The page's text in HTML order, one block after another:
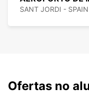
SANT JORDI - SPAIN
Ofertas no